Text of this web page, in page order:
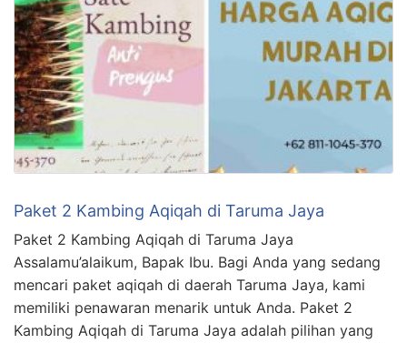
Paket 2 Kambing Aqiqah di Taruma Jaya
Paket 2 Kambing Aqiqah di Taruma Jaya
Assalamu’alaikum, Bapak Ibu. Bagi Anda yang sedang
mencari paket aqiqah di daerah Taruma Jaya, kami
memiliki penawaran menarik untuk Anda. Paket 2
Kambing Aqiqah di Taruma Jaya adalah pilihan yang